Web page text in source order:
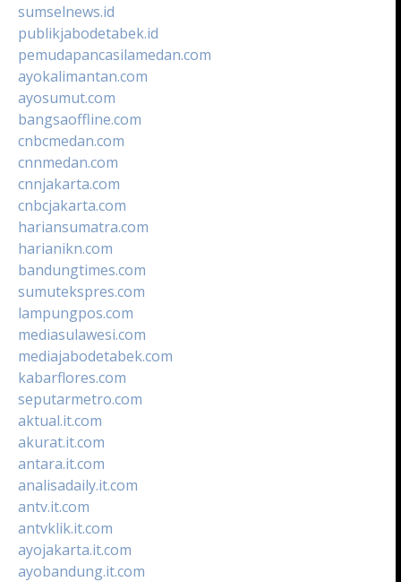
sumselnews.id
publikjabodetabek.id
pemudapancasilamedan.com
ayokalimantan.com
ayosumut.com
bangsaoffline.com
cnbcmedan.com
cnnmedan.com
cnnjakarta.com
cnbcjakarta.com
hariansumatra.com
harianikn.com
bandungtimes.com
sumutekspres.com
lampungpos.com
mediasulawesi.com
mediajabodetabek.com
kabarflores.com
seputarmetro.com
aktual.it.com
akurat.it.com
antara.it.com
analisadaily.it.com
antv.it.com
antvklik.it.com
ayojakarta.it.com
ayobandung.it.com